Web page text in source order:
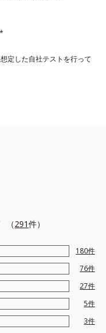
定した自社テストを行って
（291件）
180件
76件
27件
5件
3件